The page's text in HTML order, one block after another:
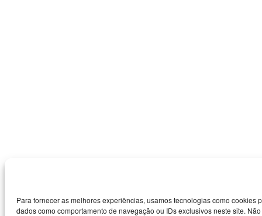
Para fornecer as melhores experiências, usamos tecnologias como
dados como comportamento de navegação ou IDs exclusivos neste site.